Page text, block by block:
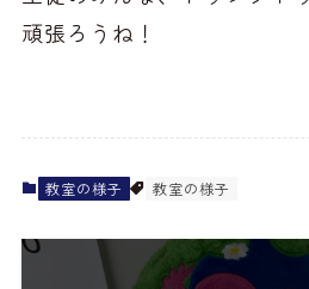
頑張ろうね！
教室の様子 教室の様子